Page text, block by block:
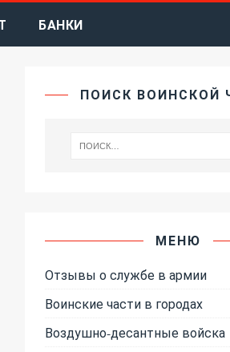
БАНКИ
ПОИСК ВОИНСКОЙ
МЕНЮ
Отзывы о службе в армии
Воинские части в городах
Воздушно-десантные войска